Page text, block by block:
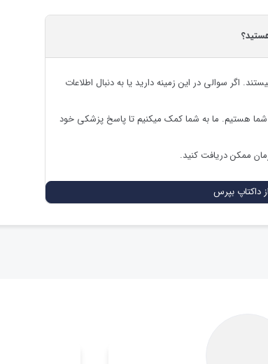
اگر سوالی در این زمینه دارید یا به دنبال اطلاعات
هستیم. ما به شما کمک میکنیم تا پاسخ پزشکی خود
ممکن دریافت کنید.
داکتاپ بپرس